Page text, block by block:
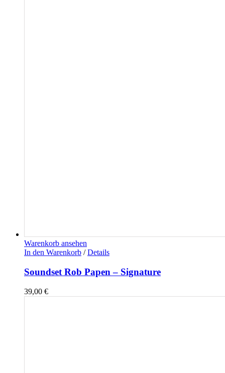
Warenkorb ansehen
In den Warenkorb / Details
Soundset Rob Papen – Signature
39,00 €